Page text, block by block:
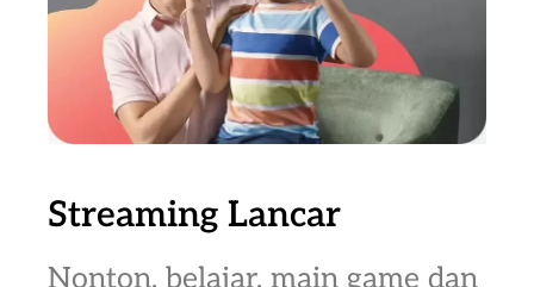
Streaming Lancar
Nonton, belajar, main game dan